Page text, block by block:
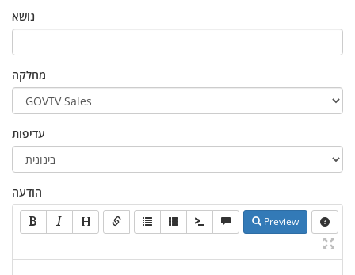
נושא
מחלקה
עדיפות
הודעה
Preview